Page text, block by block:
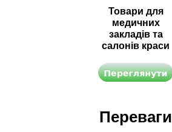
Товари для
медичних
закладів та
салонів краси
Переваги